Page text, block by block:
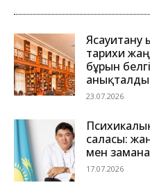
Ясауитану
тарихи
бұрын
анықталды
23.07.2026
саласы:
мен
17.07.2026